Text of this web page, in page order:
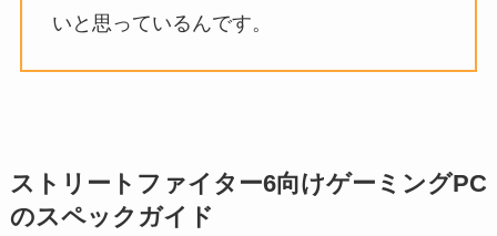
いと思っているんです。
ストリートファイター6向けゲーミングPC
のスペックガイド